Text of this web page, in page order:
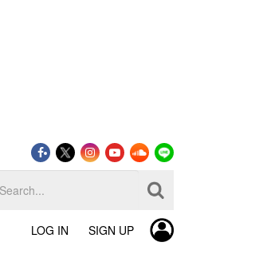
LOG IN SIGN UP